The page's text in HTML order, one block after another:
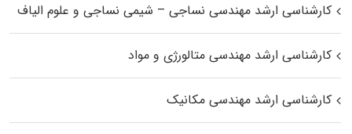
کارشناسی ارشد مهندسی نساجی – شیمی نساجی و علوم الیاف
کارشناسی ارشد مهندسی متالورژی و مواد
کارشناسی ارشد مهندسی مکانیک